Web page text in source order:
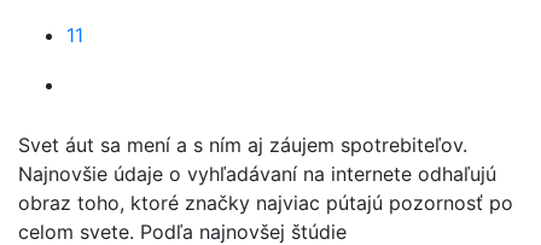
11
Svet áut sa mení a s ním aj záujem spotrebiteľov.
Najnovšie údaje o vyhľadávaní na internete odhaľujú
obraz toho, ktoré značky najviac pútajú pozornosť po
celom svete. Podľa najnovšej štúdie